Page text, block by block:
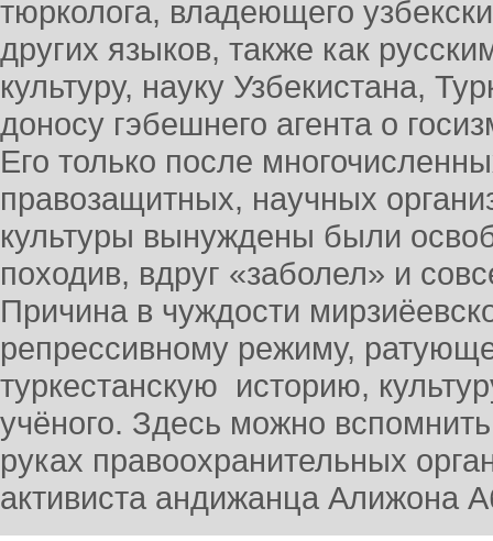
тюрколога, владеющего
других языков, также как
культуру, науку Узбекистана,
доносу гэбешнего агента о
Его только после
правозащитных, научных
культуры вынуждены были
походив, вдруг «заболел» и
Причина в чуждости
репрессивному режиму,
туркестанскую историю,
учёного. Здесь можно
руках правоохранительных
активиста андижанца Алижона